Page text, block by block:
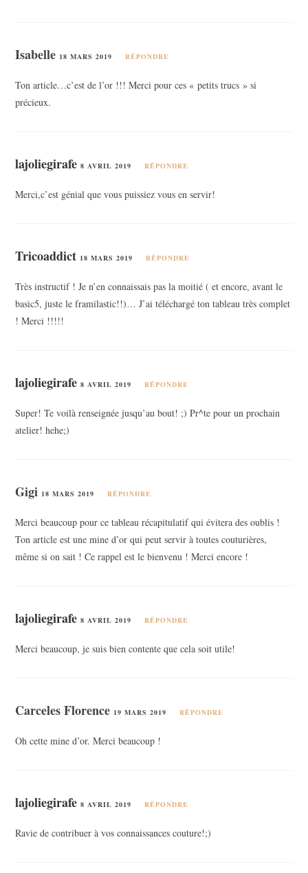
Isabelle 18 MARS 2019 RÉPONDRE
Ton article…c’est de l’or !!! Merci pour ces « petits trucs » si
précieux.
lajoliegirafe 8 AVRIL 2019 RÉPONDRE
Merci,c’est génial que vous puissiez vous en servir!
Tricoaddict 18 MARS 2019 RÉPONDRE
Très instructif ! Je n’en connaissais pas la moitié ( et encore, avant le
basic5, juste le framilastic!!)… J’ai téléchargé ton tableau très complet
! Merci !!!!!
lajoliegirafe 8 AVRIL 2019 RÉPONDRE
Super! Te voilà renseignée jusqu’au bout! ;) Pr^te pour un prochain
atelier! hehe;)
Gigi 18 MARS 2019 RÉPONDRE
Merci beaucoup pour ce tableau récapitulatif qui évitera des oublis !
Ton article est une mine d’or qui peut servir à toutes couturières,
même si on sait ! Ce rappel est le bienvenu ! Merci encore !
lajoliegirafe 8 AVRIL 2019 RÉPONDRE
Merci beaucoup, je suis bien contente que cela soit utile!
Carceles Florence 19 MARS 2019 RÉPONDRE
Oh cette mine d’or. Merci beaucoup !
lajoliegirafe 8 AVRIL 2019 RÉPONDRE
Ravie de contribuer à vos connaissances couture!;)